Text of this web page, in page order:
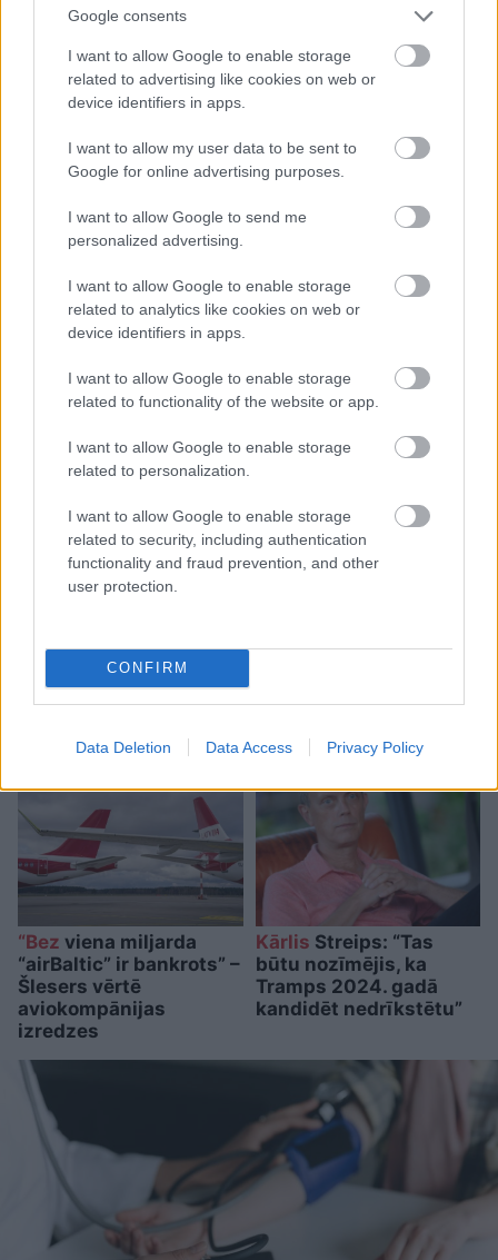
Google consents
I want to allow Google to enable storage
related to advertising like cookies on web or
device identifiers in apps.
I want to allow my user data to be sent to
Google for online advertising purposes.
I want to allow Google to send me
personalized advertising.
I want to allow Google to enable storage
related to analytics like cookies on web or
device identifiers in apps.
I want to allow Google to enable storage
related to functionality of the website or app.
I want to allow Google to enable storage
related to personalization.
I want to allow Google to enable storage
related to security, including authentication
functionality and fraud prevention, and other
user protection.
CONFIRM
Data Deletion Data Access Privacy Policy
uzdrošināsies uzbrukt
NATO? Eksperts vērtē
Krievijas iespējamos
scenārijus
Kulbergam sanācis
visai neveikls kašķis ar
par ChatGPT? 99% cilvēku
“iesprūst” 5. jautājumā
“Bez viena miljarda
“airBaltic” ir bankrots” –
Šlesers vērtē
aviokompānijas
izredzes
Kārlis Streips: “Tas
būtu nozīmējis, ka
Tramps 2024. gadā
kandidēt nedrīkstētu”
Atcelt Ziņot